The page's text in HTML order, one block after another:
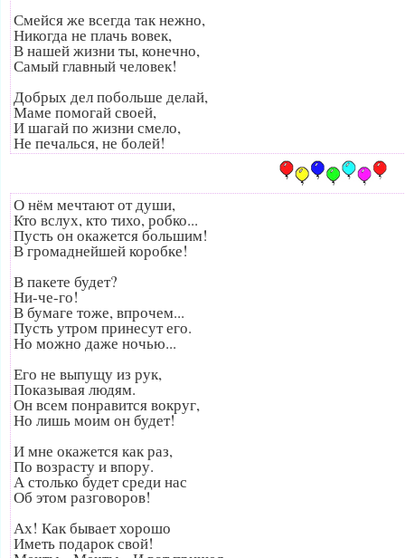
Смейся же всегда так нежно,
Никогда не плачь вовек,
В нашей жизни ты, конечно,
Самый главный человек!
Добрых дел побольше делай,
Маме помогай своей,
И шагай по жизни смело,
Не печалься, не болей!
О нём мечтают от души,
Кто вслух, кто тихо, робко...
Пусть он окажется большим!
В громаднейшей коробке!
В пакете будет?
Ни-че-го!
В бумаге тоже, впрочем...
Пусть утром принесут его.
Но можно даже ночью...
Его не выпущу из рук,
Показывая людям.
Он всем понравится вокруг,
Но лишь моим он будет!
И мне окажется как раз,
По возрасту и впору.
А столько будет среди нас
Об этом разговоров!
Ах! Как бывает хорошо
Иметь подарок свой!